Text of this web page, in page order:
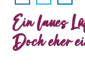
Ein laues
Doch eher